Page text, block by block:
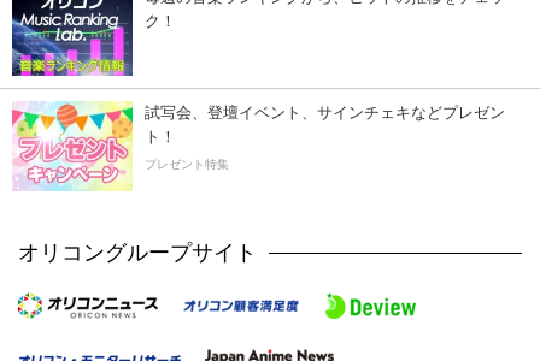
ク！
試写会、登壇イベント、サインチェキなどプレゼン
ト！
プレゼント特集
オリコングループサイト